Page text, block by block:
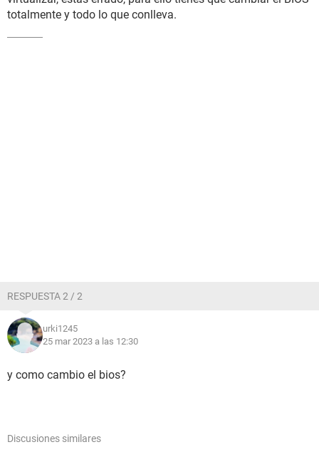
totalmente y todo lo que conlleva.
RESPUESTA 2 / 2
urki1245
25 mar 2023 a las 12:30
y como cambio el bios?
Discusiones similares